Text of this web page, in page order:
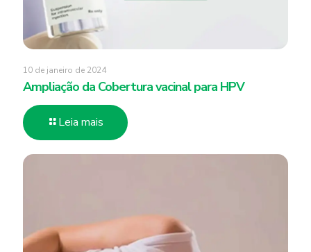
10 de janeiro de 2024
Ampliação da Cobertura vacinal para HPV
Leia mais